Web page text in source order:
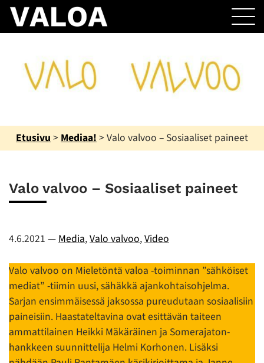
Etusivu > Mediaa! > Valo valvoo – Sosiaaliset paineet
Valo valvoo – Sosiaaliset paineet
4.6.2021 — Media,Valo valvoo,Video
Valo valvoo on Mieletöntä valoa -toiminnan ”sähköiset
mediat” -tiimin uusi, sähäkkä ajankohtaisohjelma.
Sarjan ensimmäisessä jaksossa pureudutaan sosiaalisiin
paineisiin. Haastateltavina ovat esittävän taiteen
ammattilainen Heikki Mäkäräinen ja Somerajaton-
hankkeen suunnittelija Helmi Korhonen. Lisäksi